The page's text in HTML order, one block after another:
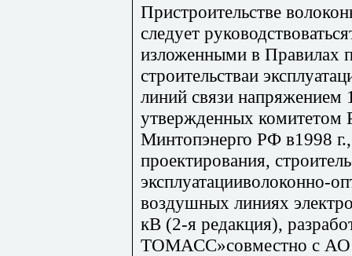
Пристроительстве
следует
изложенными в Правилах
строительстваи
линий связи
утвержденных
Минтопэнерго РФ в1998
проектирования,
эксплуатацииволоконно-
воздушных линиях
кВ (2-я редакция),
ТОМАСС»совместно с